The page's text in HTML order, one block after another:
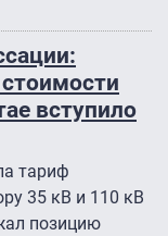
вступило
тариф
35 кВ и 110 кВ
позицию